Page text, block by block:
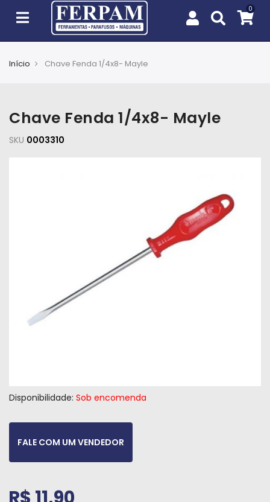
e
Jardim
Iluminação
Materiais
Elétricos
Materiais
Hidráulicos
Tintas
Início Chave Fenda 1/4x8- Mayle
Chave Fenda 1/4x8- Mayle
SKU 0003310
Disponibilidade: Sob encomenda
FALE COM UM VENDEDOR